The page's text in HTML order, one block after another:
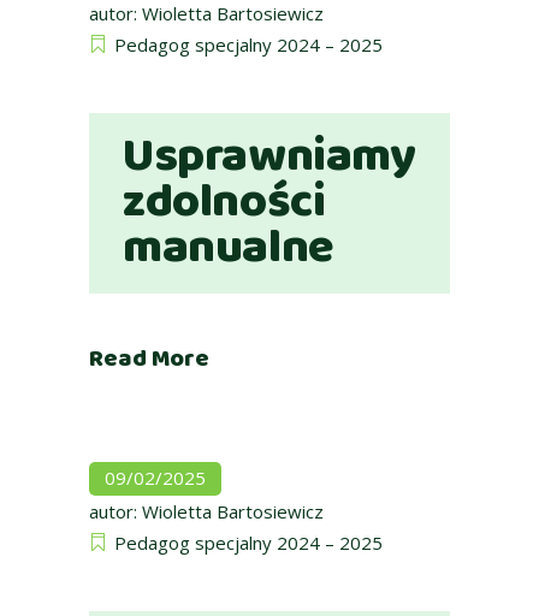
autor: Wioletta Bartosiewicz
Pedagog specjalny 2024 – 2025
Usprawniamy
zdolności
manualne
Read More
09/02/2025
autor: Wioletta Bartosiewicz
Pedagog specjalny 2024 – 2025